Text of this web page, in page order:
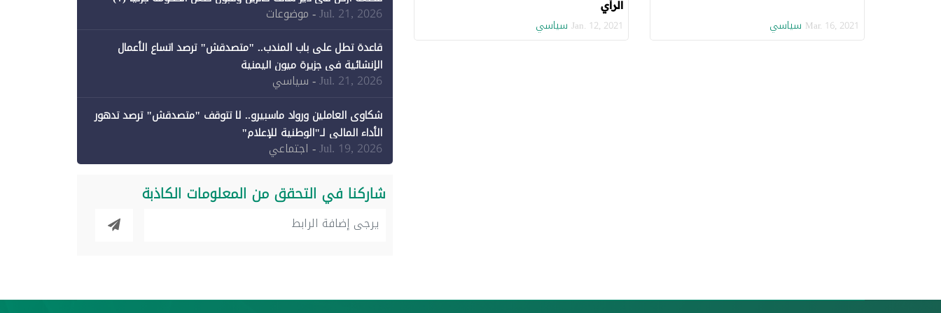
Mar. 16, 2021 سياسي
الرأي
Jan. 12, 2021 سياسي
Jul. 21, 2026- موضوعات
قاعدة تطل على باب المندب.. "متصدقش" ترصد اتساع الأعمال
الإنشائية في جزيرة ميون اليمنية
Jul. 21, 2026- سياسي
شكاوى العاملين ورواد ماسبيرو.. لا تتوقف "متصدقش" ترصد تدهور
الأداء المالي لـ"الوطنية للإعلام"
Jul. 19, 2026- اجتماعي
شاركنا في التحقق من المعلومات الكاذبة